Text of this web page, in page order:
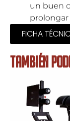
un buen
prolongar
FICHA
TAMBIÉN